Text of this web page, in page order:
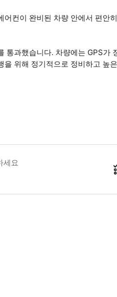
어컨이 완비된 차량 안에서 편안
통과했습니다. 차량에는 GPS가
위해 정기적으로 정비하고 높
션에 따라 소요 시간이 다를 수 있으니,
세요